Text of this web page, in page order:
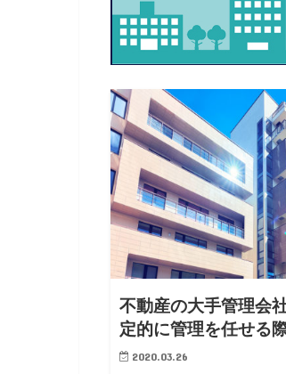
不動産の大手管理会
定的に管理を任せる
2020.03.26